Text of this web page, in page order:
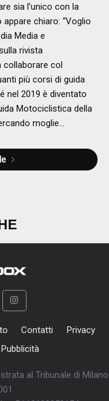
sia l’unico con la
chiaro: “Voglio
Media e
rivista
collaborare col
più corsi di guida
nel 2019 è diventato
Motociclistica della
moglie…
Contatti
Privacy
Pubblicità
al Tribunale di Milano